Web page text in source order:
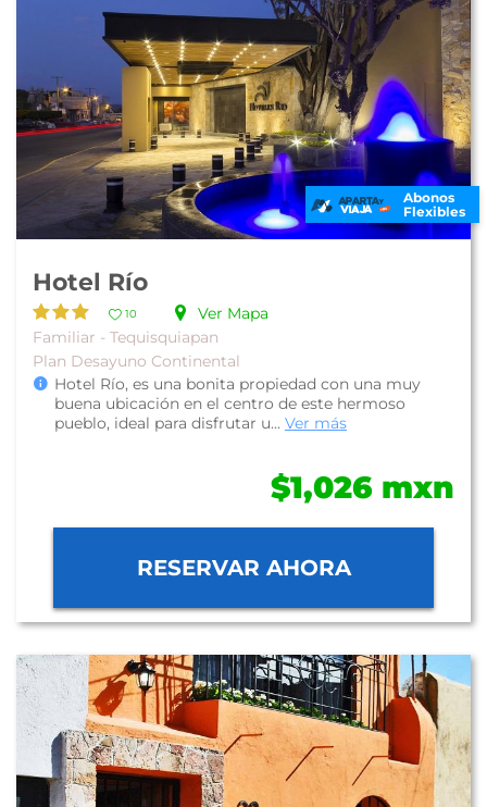
Abonos
Flexibles
Hotel Río
10
Ver Mapa
Familiar - Tequisquiapan
Plan Desayuno Continental
Hotel Río, es una bonita propiedad con una muy
buena ubicación en el centro de este hermoso
pueblo, ideal para disfrutar u... Ver más
$1,026 mxn
RESERVAR AHORA